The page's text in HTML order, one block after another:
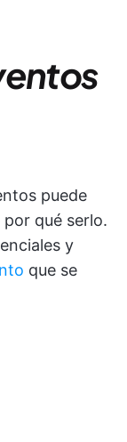
puede
qué serlo.
y
que se